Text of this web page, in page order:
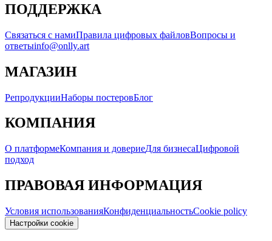
ПОДДЕРЖКА
Связаться с намиПравила цифровых файловВопросы и
ответыinfo@onlly.art
МАГАЗИН
РепродукцииНаборы постеровБлог
КОМПАНИЯ
О платформеКомпания и довериеДля бизнесаЦифровой
подход
ПРАВОВАЯ ИНФОРМАЦИЯ
Условия использованияКонфиденциальностьCookie policy
Настройки cookie